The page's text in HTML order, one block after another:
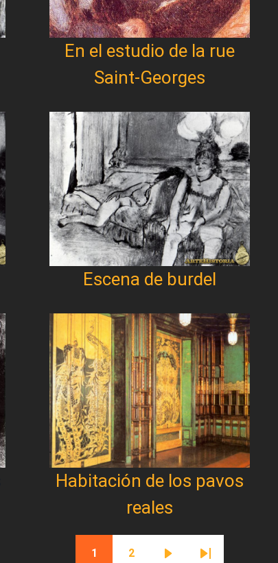
En el estudio de la rue
Saint-Georges
Escena de burdel
Habitación de los pavos
reales
Página actual
1
Página
2
Siguiente página
Última página